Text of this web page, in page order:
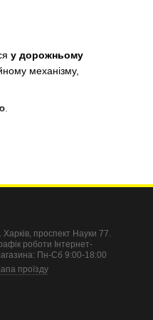
у дорожньому
механізму,
.
Харків, проспект Науки 77.
роботи Інтернет-
Пн-Сб 9:00-18:00
проїзду